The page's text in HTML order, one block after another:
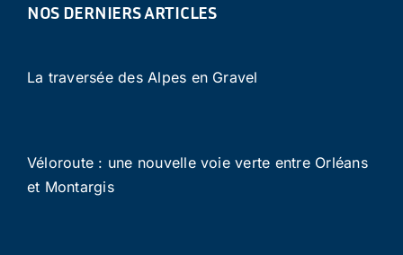
NOS DERNIERS ARTICLES
La traversée des Alpes en Gravel
Véloroute : une nouvelle voie verte entre Orléans
et Montargis